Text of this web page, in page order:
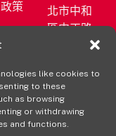
like cookies to
to these
as browsing
or withdrawing
and functions.
策
北市中和
區中正路
872號11F
(02)
2222-
9827